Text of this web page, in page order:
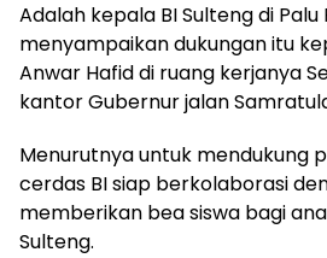
Adalah kepala BI Sulteng di
menyampaikan dukungan itu
Anwar Hafid di ruang kerjanya
kantor Gubernur jalan
Menurutnya untuk mendukung
cerdas BI siap berkolaborasi
memberikan bea siswa bagi
Sulteng.